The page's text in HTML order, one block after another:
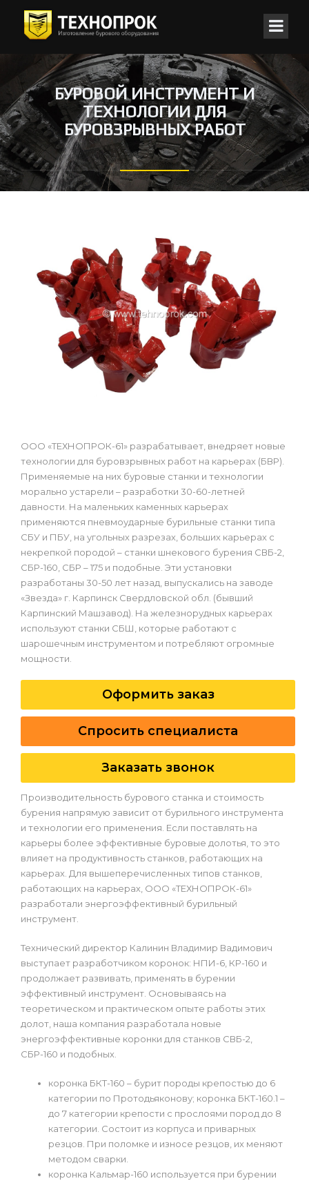
БУРОВОЙ ИНСТРУМЕНТ И
ТЕХНОЛОГИИ ДЛЯ
БУРОВЗРЫВНЫХ РАБОТ
ООО «ТЕХНОПРОК-61» разрабатывает, внедряет новые
технологии для буровзрывных работ на карьерах (БВР).
Применяемые на них буровые станки и технологии
морально устарели – разработки 30-60-летней
давности. На маленьких каменных карьерах
применяются пневмоударные бурильные станки типа
СБУ и ПБУ, на угольных разрезах, больших карьерах с
некрепкой породой – станки шнекового бурения СВБ-2,
СБР-160, СБР – 175 и подобные. Эти установки
разработаны 30-50 лет назад, выпускались на заводе
«Звезда» г. Карпинск Свердловской обл. (бывший
Карпинский Машзавод). На железнорудных карьерах
используют станки СБШ, которые работают с
шарошечным инструментом и потребляют огромные
мощности.
Оформить заказ
Спросить специалиста
Заказать звонок
Производительность бурового станка и стоимость
бурения напрямую зависит от бурильного инструмента
и технологии его применения. Если поставлять на
карьеры более эффективные буровые долотья, то это
влияет на продуктивность станков, работающих на
карьерах. Для вышеперечисленных типов станков,
работающих на карьерах, ООО «ТЕХНОПРОК-61»
разработали энергоэффективный бурильный
инструмент.
Технический директор Калинин Владимир Вадимович
выступает разработчиком коронок: НПИ-6, КР-160 и
продолжает развивать, применять в бурении
эффективный инструмент. Основываясь на
теоретическом и практическом опыте работы этих
долот, наша компания разработала новые
энергоэффективные коронки для станков СВБ-2,
СБР-160 и подобных.
коронка БКТ-160 – бурит породы крепостью до 6
категории по Протодьяконову; коронка БКТ-160.1 –
до 7 категории крепости с прослоями пород до 8
категории. Состоит из корпуса и приварных
резцов. При поломке и износе резцов, их меняют
методом сварки.
коронка Кальмар-160 используется при бурении